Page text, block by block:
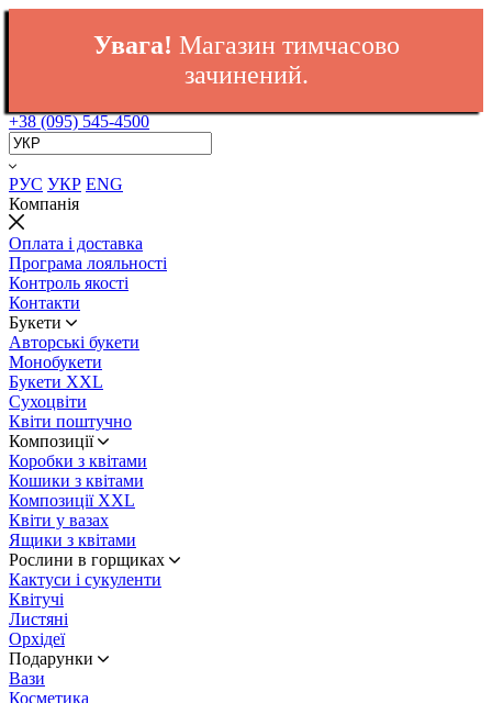
Увага! Магазин тимчасово
зачинений.
+38 (095) 545-4500
РУС УКР ENG
Компанія
Оплата і доставка
Програма лояльності
Контроль якості
Контакти
Букети
Авторські букети
Монобукети
Букети XXL
Cухоцвіти
Квіти поштучно
Композиції
Коробки з квітами
Кошики з квітами
Композиції XXL
Квіти у вазах
Ящики з квітами
Рослини в горщиках
Кактуси і сукуленти
Квітучі
Листяні
Орхідеї
Подарунки
Вази
Косметика